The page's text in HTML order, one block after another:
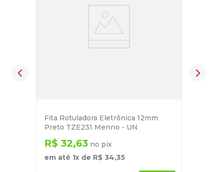
Fita Rotuladora Eletrônica 12mm
Preto TZE231 Menno - UN
R$ 32,63 no pix
em até 1x de R$ 34,35